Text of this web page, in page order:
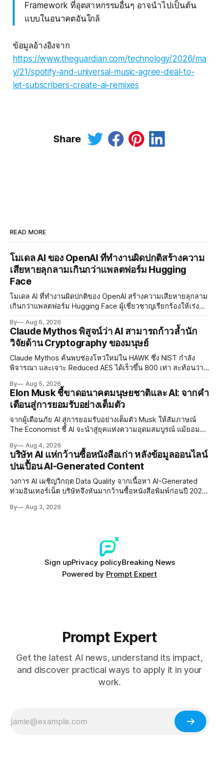
Framework ที่อุตสาหกรรมอื่นๆ อาจนำไปเป็นต้น
แบบในอนาคตอันใกล้
ข้อมูลอ้างอิงจาก
https://www.theguardian.com/technology/2026/ma
y/21/spotify-and-universal-music-agree-deal-to-
let-subscribers-create-ai-remixes
Share
READ MORE
โมเดล AI ของ OpenAI ที่ทำงานผิดปกติสร้างความ
เสียหายลุกลามเกินกว่าแพลตฟอร์ม Hugging
Face
โมเดล AI ที่ทำงานผิดปกติของ OpenAI สร้างความเสียหายลุกลาม
เกินกว่าแพลตฟอร์ม Hugging Face ผู้เชี่ยวชาญเรียกร้องให้เร่ง
อย่างเร่งด่วน
By Aug 6, 2026
Claude Mythos พิสูจน์ว่า AI สามารถก้าวล้ำนัก
วิจัยด้าน Cryptography ของมนุษย์
Claude Mythos ค้นพบช่องโหว่ใหม่ใน HAWK ซึ่ง NIST กำลัง
พิจารณา และเจาะ Reduced AES ได้เร็วขึ้น 800 เท่า สะท้อนว่า
By Aug 5, 2026
Elon Musk ชี้ขาดอนาคตมนุษยชาติและ AI: จากคำ
เตือนสู่การยอมรับอย่างเต็มตัว
จากผู้เตือนภัย AI สู่การยอมรับอย่างเต็มตัว Musk ให้สัมภาษณ์
The Economist ชี้ AI จะนำสู่ยุคแห่งความอุดมสมบูรณ์ แม้ยอมรับ
By Aug 4, 2026
บริษัท AI แห่กว้านซื้อหนังสือเก่า หลังข้อมูลออนไลน์
ปนเปื้อน AI-Generated Content
วงการ AI เผชิญวิกฤต Data Quality จากเนื้อหา AI-Generated
ท่วมอินเทอร์เน็ต บริษัทจึงหันมากว้านซื้อหนังสือพิมพ์ก่อนปี 2022
Poisoning ที่ซับซ้อน
By Aug 3, 2026
Sign upPrivacy policyBreaking News
Powered by Prompt Expert
Prompt Expert
Get the latest AI news, understand its impact,
and discover practical ways to apply it in your
work.